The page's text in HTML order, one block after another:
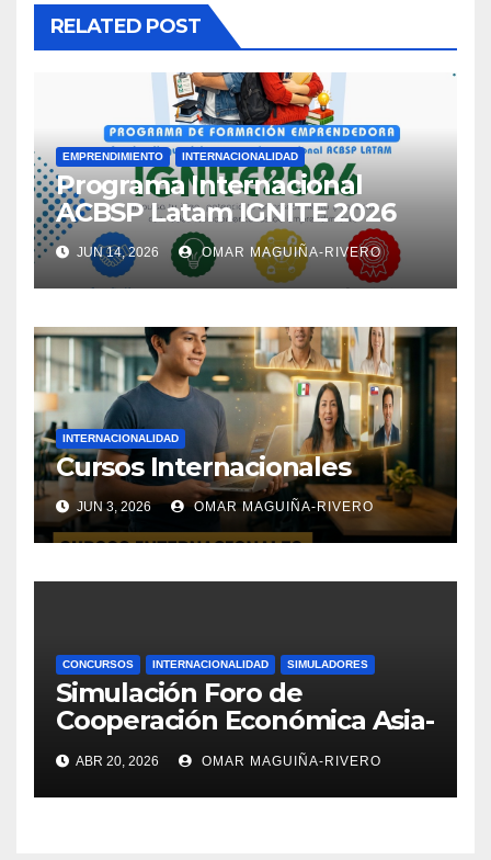
RELATED POST
EMPRENDIMIENTO INTERNACIONALIDAD
Programa Internacional
ACBSP Latam IGNITE 2026
JUN 14, 2026 OMAR MAGUIÑA-RIVERO
INTERNACIONALIDAD
Cursos Internacionales
JUN 3, 2026 OMAR MAGUIÑA-RIVERO
CONCURSOS INTERNACIONALIDAD SIMULADORES
Simulación Foro de
Cooperación Económica Asia-
Pacífico
ABR 20, 2026 OMAR MAGUIÑA-RIVERO